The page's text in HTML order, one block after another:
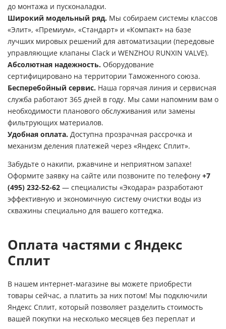
до монтажа и пусконаладки.
Широкий модельный ряд. Мы собираем системы классов
«Элит», «Премиум», «Стандарт» и «Компакт» на базе
лучших мировых решений для автоматизации (передовые
управляющие клапаны Clack и WENZHOU RUNXIN VALVE).
Абсолютная надежность. Оборудование
сертифицировано на территории Таможенного союза.
Бесперебойный сервис. Наша горячая линия и сервисная
служба работают 365 дней в году. Мы сами напомним вам о
необходимости планового обслуживания или замены
фильтрующих материалов.
Удобная оплата. Доступна прозрачная рассрочка и
механизм деления платежей через «Яндекс Сплит».
Забудьте о накипи, ржавчине и неприятном запахе!
Оформите заявку на сайте или позвоните по телефону +7
(495) 232-52-62 — специалисты «Экодара» разработают
эффективную и экономичную систему очистки воды из
скважины специально для вашего коттеджа.
Оплата частями с Яндекс
Сплит
В нашем интернет-магазине вы можете приобрести
товары сейчас, а платить за них потом! Мы подключили
Яндекс Сплит, который позволяет разделить стоимость
вашей покупки на несколько месяцев без переплат и